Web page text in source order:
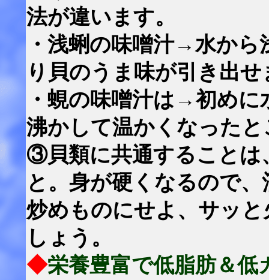
法が違います。
・浅蜊の味噌汁→水か
り貝のうま味が引き出せ
・蜆の味噌汁は→初め
沸かして温かくなった
③貝類に共通することは
と。身が硬くなるので
炒めものにせよ、サッ
しょう。
◆栄養豊富で低脂肪＆低